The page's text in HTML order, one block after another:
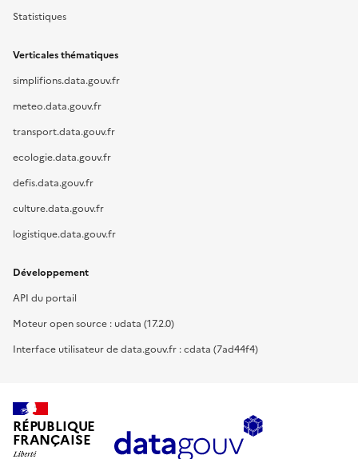
Statistiques
Verticales thématiques
simplifions.data.gouv.fr
meteo.data.gouv.fr
transport.data.gouv.fr
ecologie.data.gouv.fr
defis.data.gouv.fr
culture.data.gouv.fr
logistique.data.gouv.fr
Développement
API du portail
Moteur open source : udata (17.2.0)
Interface utilisateur de data.gouv.fr : cdata (7ad44f4)
RÉPUBLIQUE
FRANÇAISE